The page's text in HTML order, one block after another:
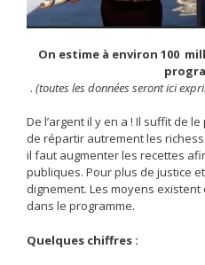
On estime à environ 100
. (toutes les données seront ici
De l’argent il y en a ! Il suffit de
de répartir autrement les
il faut augmenter les recettes
publiques. Pour plus de justice
dignement. Les moyens
dans le programme.
Quelques chiffres :